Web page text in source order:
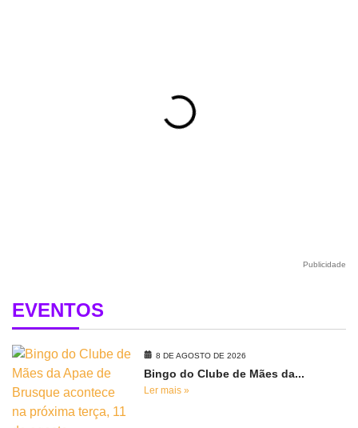
Publicidade
EVENTOS
8 DE AGOSTO DE 2026
Bingo do Clube de Mães da...
Ler mais »